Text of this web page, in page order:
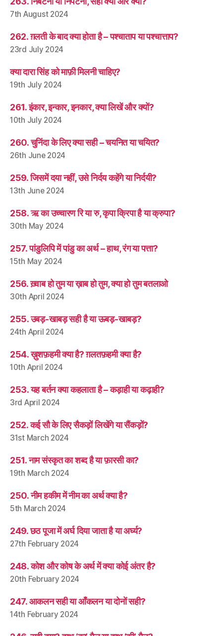
7th August 2024
262. ग़लती के बाद क्या होता है – पश्चाताप या पश्चात्ताप?
23rd July 2024
क्या दारा सिंह को माफ़ी मिलनी चाहिए?
19th July 2024
261. इंकार, इन्कार, इनकार, क्या लिखें और क्यों?
10th July 2024
260. चुनिंदा के लिए क्या सही – चयनित या चयित?
26th June 2024
259. जिसमें दया नहीं, उसे निर्दय कहेंगे या निर्दयी?
13th June 2024
258. ऋ का उच्चारण रि या रु, कृपा क्रिपा है या क्रुपा?
30th May 2024
257. पांडुलिपि में पांडु का अर्थ – हाथ, रंग या पत्ता?
15th May 2024
256. ख़्वाब हो तुम या ख़ाब हो तुम, क्या हो तुम बतलाओ
30th April 2024
255. उबड़-खाबड़ सही है या ऊबड़-खाबड़?
24th April 2024
254. ख़ुशफ़हमी क्या है? ग़लतफ़हमी क्या है?
10th April 2024
253. यह बर्तन क्या कहलाता है – कड़ाही या कढ़ाही?
3rd April 2024
252. कई सौ के लिए सैकड़ों लिखेंगे या सैंकड़ों?
31st March 2024
251. नाम संस्कृत का शब्द है या फ़ारसी का?
19th March 2024
250. नीम हकीम में नीम का अर्थ क्या है?
5th March 2024
249. छठ पूजा में अर्घ दिया जाता है या अर्घ्य?
27th February 2024
248. कोश और कोष के अर्थ में क्या कोई अंतर है?
20th February 2024
247. आकलन सही या आँकलन या दोनों सही?
14th February 2024